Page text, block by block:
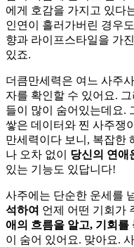
에게 호감을 가지고 있다
인연이 흘러가버린 경우
향과 라이프스타일을 가
있죠.
더큼만세력은 여느 사주
자를 확인할 수 있어요.
들이 많이 숨어있는데요.
쌓은 데이터와 찐 사주쟁
만세력이다 보니, 복잡한
나 오차 없이
당신의 연애
있는 기능도 있답니다!
사주에는 단순한 운세를
석하여 언제 어떤 기회가
애의 흐름을 알고, 기회를
이 숨어 있어요. 맞아요.